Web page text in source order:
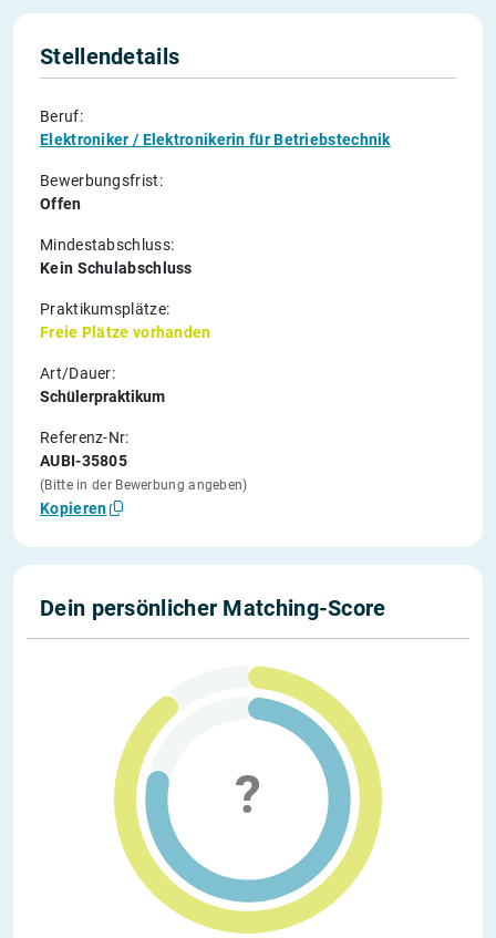
Stellendetails
Beruf:
Elektroniker / Elektronikerin für Betriebstechnik
Bewerbungsfrist:
Offen
Mindestabschluss:
Kein Schulabschluss
Praktikumsplätze:
Freie Plätze vorhanden
Art/Dauer:
Schülerpraktikum
Referenz-Nr:
AUBI-35805
(Bitte in der Bewerbung angeben)
Kopieren
Dein persönlicher Matching-Score